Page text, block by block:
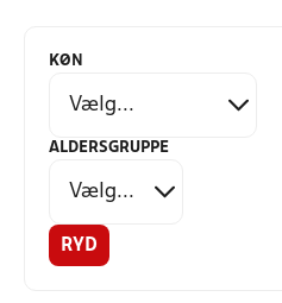
KØN
ALDERSGRUPPE
RYD